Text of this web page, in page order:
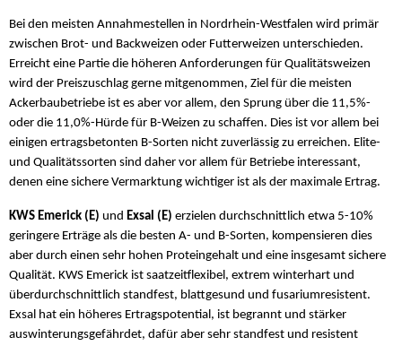
Bei den meisten Annahmestellen in Nordrhein-Westfalen wird primär
zwischen Brot- und Backweizen oder Futterweizen unterschieden.
Erreicht eine Partie die höheren Anforderungen für Qualitätsweizen
wird der Preiszuschlag gerne mitgenommen, Ziel für die meisten
Ackerbaubetriebe ist es aber vor allem, den Sprung über die 11,5%-
oder die 11,0%-Hürde für B-Weizen zu schaffen. Dies ist vor allem bei
einigen ertragsbetonten B-Sorten nicht zuverlässig zu erreichen. Elite-
und Qualitätssorten sind daher vor allem für Betriebe interessant,
denen eine sichere Vermarktung wichtiger ist als der maximale Ertrag.
KWS Emerick (E) und Exsal (E) erzielen durchschnittlich etwa 5-10%
geringere Erträge als die besten A- und B-Sorten, kompensieren dies
aber durch einen sehr hohen Proteingehalt und eine insgesamt sichere
Qualität. KWS Emerick ist saatzeitflexibel, extrem winterhart und
überdurchschnittlich standfest, blattgesund und fusariumresistent.
Exsal hat ein höheres Ertragspotential, ist begrannt und stärker
auswinterungsgefährdet, dafür aber sehr standfest und resistent